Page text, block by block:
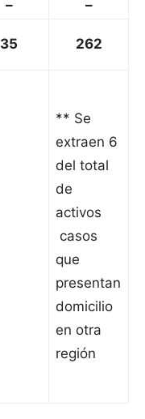
–
–
35 262
** Se
extraen 6
del total
de
activos
casos
que
presentan
domicilio
en otra
región